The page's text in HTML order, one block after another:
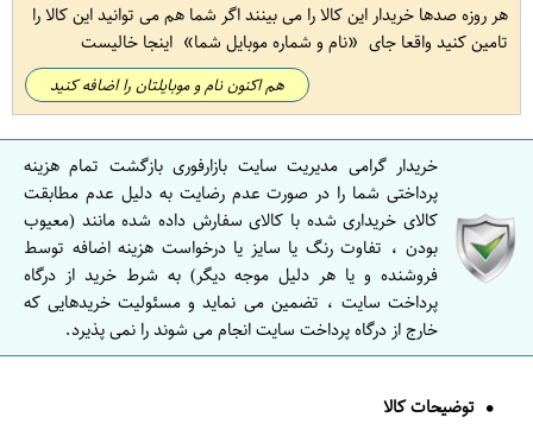
هر روزه صدها خریدار این کالا را می بینند اگر شما هم می توانید این کالا را
تامین کنید واقعا جای
نام و شماره موبایل شما اینجا خالیست
هم اکنون نام و موبایلتان را اضافه کنید
خریدار گرامی مدیریت سایت بازارفوری بازگشت تمام هزینه
پرداختی شما را در صورت عدم رضایت به دلیل عدم مطابقت
کالای خریداری شده با کالای سفارش داده شده مانند (معیوب
بودن ، تفاوت رنگ یا سایز یا درخواست هزینه اضافه توسط
فروشنده و یا هر دلیل موجه دیگر) به شرط خرید از درگاه
پرداخت سایت ، تضمین می نماید و مسئولیت خریدهایی که
خارج از درگاه پرداخت سایت انجام می شوند را نمی پذیرد.
توضیحات کالا